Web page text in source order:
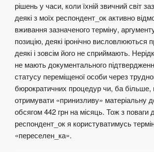
рішень у часи, коли їхній звичний світ
деякі з моїх респондент_ок активно
вживання зазначеного терміну,
позицію, деякі іронічно висловлюються
деякі і зовсім його не сприймають.
не мають документального
статусу переміщеної особи через
бюрократичних процедур чи, ба більше,
отримувати «принизливу» матеріальну
обсягом 442 грн на місяць. Тож з поваги
респондент_ок я користуватимусь
«переселен_ка».